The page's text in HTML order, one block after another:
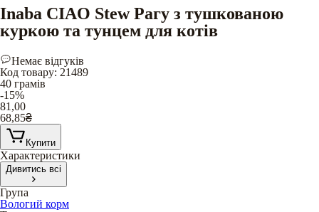
Inaba CIAO Stew Рагу з тушкованою
куркою та тунцем для котів
Немає відгуків
Код товару: 21489
40 грамів
-15%
81,00
68,85₴
Купити
Характеристики
Дивитись всі
Група
Вологий корм